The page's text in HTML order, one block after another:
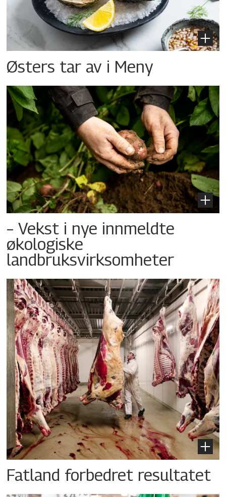
Østers tar av i Meny
– Vekst i nye innmeldte
økologiske
landbruksvirksomheter
Fatland forbedret resultatet